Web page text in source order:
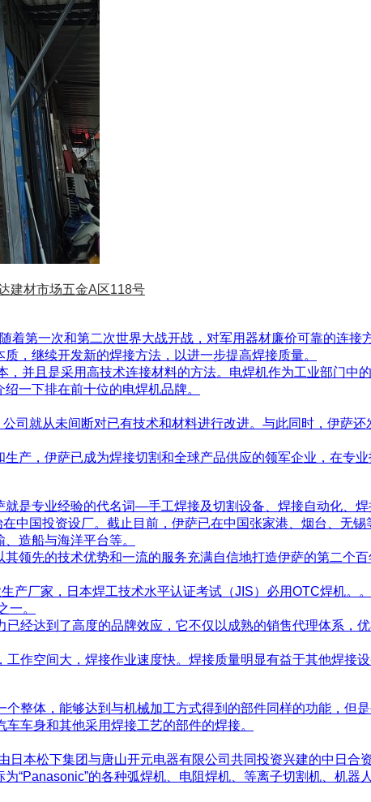
建材市场五金A区118号
第一次和第二次世界大战开战，对军用器材廉价可靠的连接
，继续开发新的焊接方法，以进一步提高焊接质量。
并且是采用高技术连接材料的方法。电焊机作为工业部门中
一下排在前十位的电焊机品牌。
司就从未间断对已有技术和材料进行改进。与此同时，伊萨
产，伊萨已成为焊接切割和全球产品供应的领军企业，在专
是专业经验的代名词—手工焊接及切割设备、焊接自动化、焊
中国投资设厂。截止目前，伊萨已在中国张家港、烟台、无
造船与海洋平台等。
领先的技术优势和一流的服务充满自信地打造伊萨的第二个百
产厂家，日本焊工技术水平认证考试（JIS）必用OTC焊机。
一。
经达到了高度的品牌效应，它不仅以成熟的销售代理体系，
作空间大，焊接作业速度快。焊接质量明显有益于其他焊接
整体，能够达到与机械加工方式得到的部件同样的功能，但
车身和其他采用焊接工艺的部件的焊接。
本松下集团与唐山开元电器有限公司共同投资兴建的中日合资
的各种弧焊机、电阻焊机、等离子切割机、机器